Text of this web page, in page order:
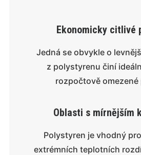
Ekonomicky citlivé
Jedná se obvykle o
z polystyrenu činí
rozpočtově omezené
Oblasti s mírnějším
Polystyren je vhodný
extrémních teplotních